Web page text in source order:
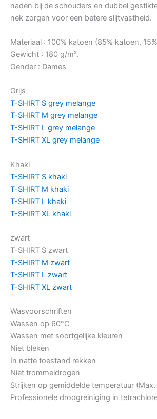
naden bij de schouders en dubbel
nek zorgen voor een betere slijtvastheid.
Materiaal : 100% katoen (85% katoen,
Gewicht : 180 g/m².
Gender : Dames
Grijs
T-SHIRT S grey melange
T-SHIRT M grey melange
T-SHIRT L grey melange
T-SHIRT XL grey melange
Khaki
T-SHIRT S khaki
T-SHIRT M khaki
T-SHIRT L khaki
T-SHIRT XL khaki
zwart
T-SHIRT S zwart
T-SHIRT M zwart
T-SHIRT L zwart
T-SHIRT XL zwart
Wasvoorschriften
Wassen op 60°C
Wassen met soortgelijke kleuren
Niet bleken
In natte toestand rekken
Niet trommeldrogen
Strijken op gemiddelde temperatuur (Max.
Professionele droogreiniging in